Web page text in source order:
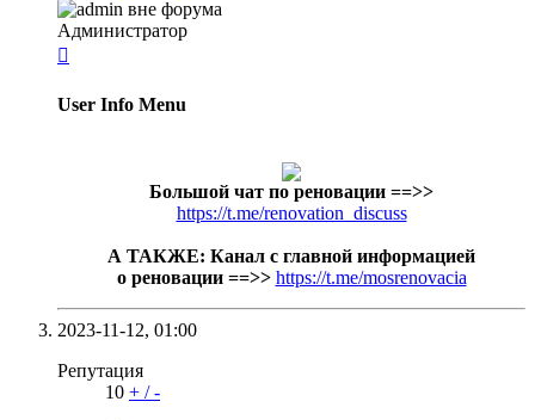
Администратор

User Info Menu
Большой чат по реновации ==>>
https://t.me/renovation_discuss
А ТАКЖЕ: Канал с главной информацией
о реновации ==>> https://t.me/mosrenovacia
2023-11-12, 01:00
Репутация
10 + /-